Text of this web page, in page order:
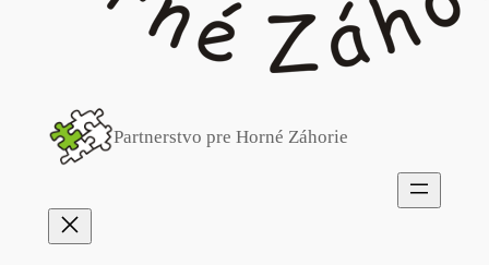
Partnerstvo pre Horné Záhorie